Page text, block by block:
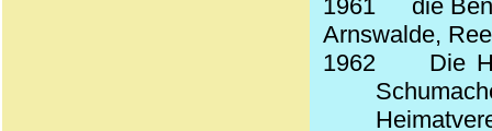
1961
die
Arnswalde,
1962
Die